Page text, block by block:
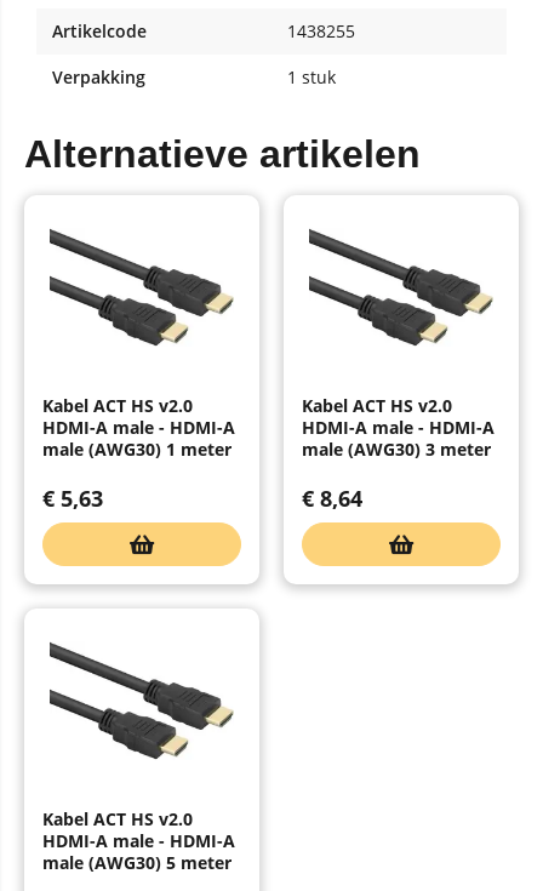
Artikelcode
1438255
Verpakking
1 stuk
Alternatieve artikelen
Kabel ACT HS v2.0
HDMI-A male - HDMI-A
male (AWG30) 1 meter
€ 5,63
Kabel ACT HS v2.0
HDMI-A male - HDMI-A
male (AWG30) 3 meter
€ 8,64
Kabel ACT HS v2.0
HDMI-A male - HDMI-A
male (AWG30) 5 meter